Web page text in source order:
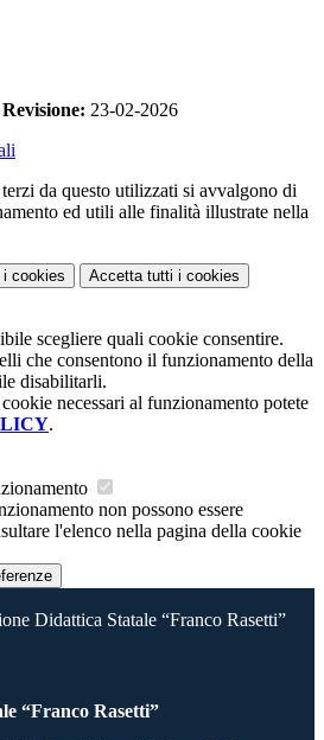
Revisione: 23-02-2026
da questo utilizzati si avvalgono di
ed utili alle finalità illustrate nella
i cookies Accetta tutti i cookies
scegliere quali cookie consentire.
che consentono il funzionamento della
disabilitarli.
necessari al funzionamento potete
.
non possono essere
l'elenco nella pagina della cookie
Didattica Statale “Franco Rasetti”
“Franco Rasetti”